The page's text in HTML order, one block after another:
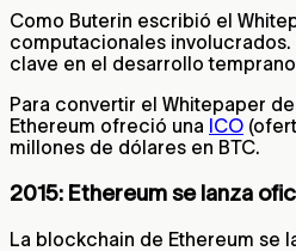
Como Buterin escribió el
computacionales involucrados.
clave en el desarrollo
Para convertir el Whitepaper
Ethereum ofreció una ICO
millones de dólares en BTC.
2015: Ethereum se lanza
La blockchain de Ethereum se